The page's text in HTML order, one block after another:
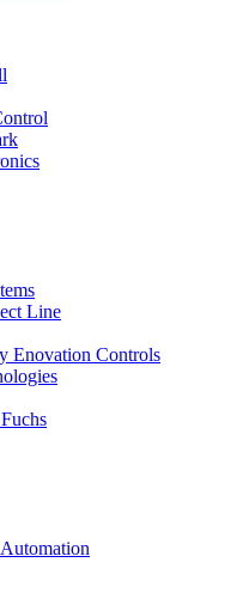
Line
Enovation Controls